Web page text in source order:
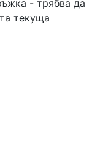
- трябва да
текуща